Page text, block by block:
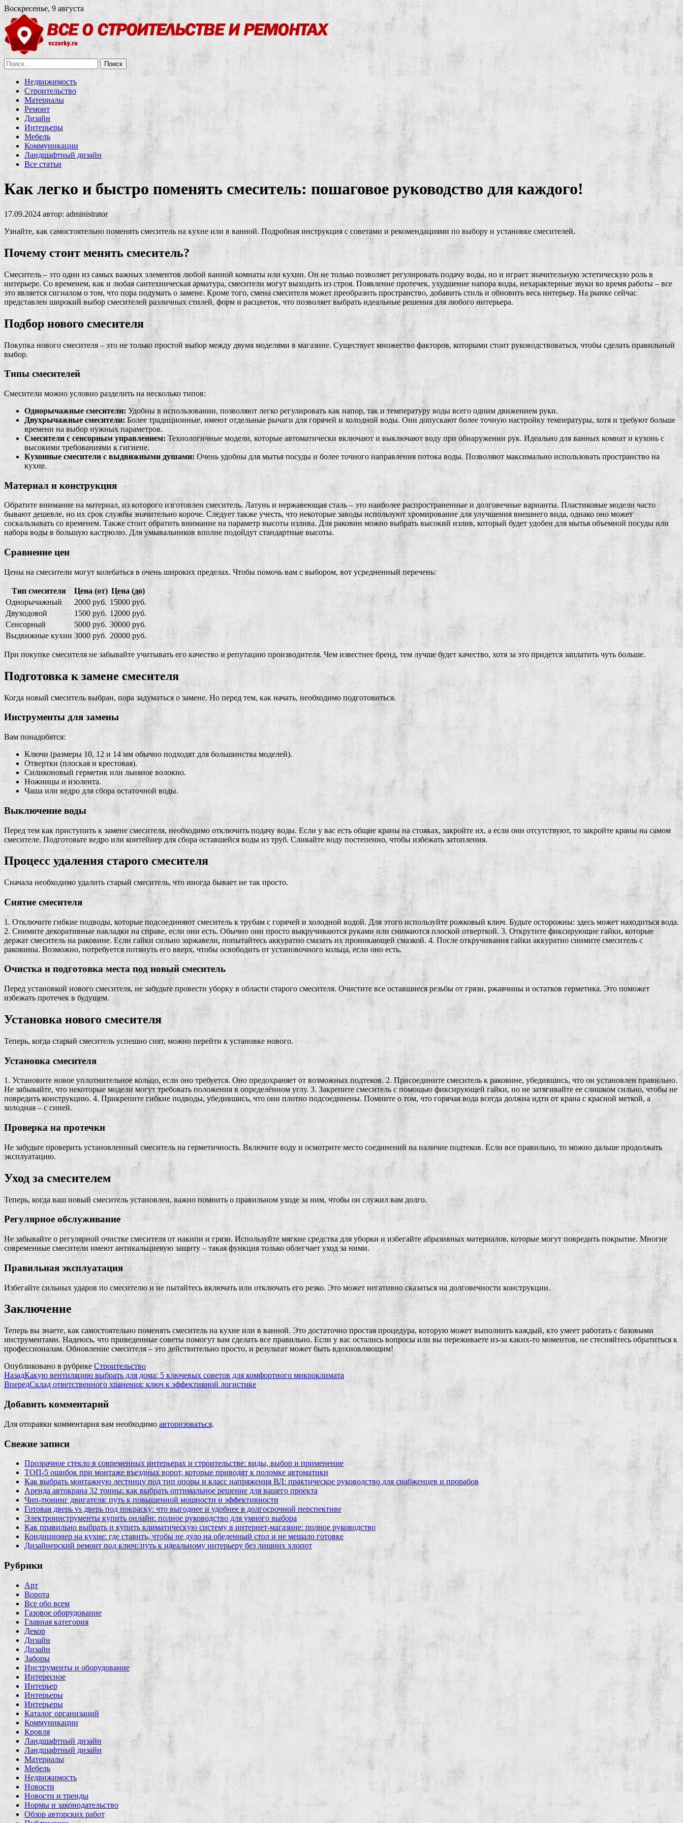
Воскресенье, 9 августа
Найти:
Недвижимость
Строительство
Материалы
Ремонт
Дизайн
Интерьеры
Мебель
Коммуникации
Ландшафтный дизайн
Все статьи
Как легко и быстро поменять смеситель: пошаговое руководство для каждого!
17.09.2024 автор:administrator
Узнайте, как самостоятельно поменять смеситель на кухне или в ванной. Подробная инструкция с советами и рекомендациями по выбору и установке смесителей.
Почему стоит менять смеситель?
Смеситель – это один из самых важных элементов любой ванной комнаты или кухни. Он не только позволяет регулировать подачу воды, но и играет значительную эстетическую роль в
интерьере. Со временем, как и любая сантехническая арматура, смесители могут выходить из строя. Появление протечек, ухудшение напора воды, нехарактерные звуки во время работы – все
это является сигналом о том, что пора подумать о замене. Кроме того, смена смесителя может преобразить пространство, добавить стиль и обновить весь интерьер. На рынке сейчас
представлен широкий выбор смесителей различных стилей, форм и расцветок, что позволяет выбрать идеальные решения для любого интерьера.
Подбор нового смесителя
Покупка нового смесителя – это не только простой выбор между двумя моделями в магазине. Существует множество факторов, которыми стоит руководствоваться, чтобы сделать правильный
выбор.
Типы смесителей
Смесители можно условно разделить на несколько типов:
Однорычажные смесители: Удобны в использовании, позволяют легко регулировать как напор, так и температуру воды всего одним движением руки.
Двухрычажные смесители: Более традиционные, имеют отдельные рычаги для горячей и холодной воды. Они допускают более точную настройку температуры, хотя и требуют больше
времени на выбор нужных параметров.
Смесители с сенсорным управлением: Технологичные модели, которые автоматически включают и выключают воду при обнаружении рук. Идеально для ванных комнат и кухонь с
высокими требованиями к гигиене.
Кухонные смесители с выдвижными душами: Очень удобны для мытья посуды и более точного направления потока воды. Позволяют максимально использовать пространство на
кухне.
Материал и конструкция
Обратите внимание на материал, из которого изготовлен смеситель. Латунь и нержавеющая сталь – это наиболее распространенные и долговечные варианты. Пластиковые модели часто
бывают дешевле, но их срок службы значительно короче. Следует также учесть, что некоторые заводы используют хромирование для улучшения внешнего вида, однако оно может
соскальзывать со временем. Также стоит обратить внимание на параметр высоты излива. Для раковин можно выбрать высокий излив, который будет удобен для мытья объемной посуды или
набора воды в большую кастрюлю. Для умывальников вполне подойдут стандартные высоты.
Сравнение цен
Цены на смесители могут колебаться в очень широких пределах. Чтобы помочь вам с выбором, вот усредненный перечень:
Тип смесителя Цена (от) Цена (до)
Однорычажный
2000 руб. 15000 руб.
Двуходовой
1500 руб. 12000 руб.
Сенсорный
5000 руб. 30000 руб.
Выдвижные кухни 3000 руб. 20000 руб.
При покупке смесителя не забывайте учитывать его качество и репутацию производителя. Чем известнее бренд, тем лучше будет качество, хотя за это придется заплатить чуть больше.
Подготовка к замене смесителя
Когда новый смеситель выбран, пора задуматься о замене. Но перед тем, как начать, необходимо подготовиться.
Инструменты для замены
Вам понадобятся:
Ключи (размеры 10, 12 и 14 мм обычно подходят для большинства моделей).
Отвертки (плоская и крестовая).
Силиконовый герметик или льняное волокно.
Ножницы и изолента.
Чаша или ведро для сбора остаточной воды.
Выключение воды
Перед тем как приступить к замене смесителя, необходимо отключить подачу воды. Если у вас есть общие краны на стояках, закройте их, а если они отсутствуют, то закройте краны на самом
смесителе. Подготовьте ведро или контейнер для сбора оставшейся воды из труб. Сливайте воду постепенно, чтобы избежать затопления.
Процесс удаления старого смесителя
Сначала необходимо удалить старый смеситель, что иногда бывает не так просто.
Снятие смесителя
1. Отключите гибкие подводы, которые подсоединяют смеситель к трубам с горячей и холодной водой. Для этого используйте рожковый ключ. Будьте осторожны: здесь может находиться вода.
2. Снимите декоративные накладки на справе, если они есть. Обычно они просто выкручиваются руками или снимаются плоской отверткой. 3. Открутите фиксирующие гайки, которые
держат смеситель на раковине. Если гайки сильно заржавели, попытайтесь аккуратно смазать их проникающей смазкой. 4. После откручивания гайки аккуратно снимите смеситель с
раковины. Возможно, потребуется потянуть его вверх, чтобы освободить от установочного кольца, если оно есть.
Очистка и подготовка места под новый смеситель
Перед установкой нового смесителя, не забудьте провести уборку в области старого смесителя. Очистите все оставшиеся резьбы от грязи, ржавчины и остатков герметика. Это поможет
избежать протечек в будущем.
Установка нового смесителя
Теперь, когда старый смеситель успешно снят, можно перейти к установке нового.
Установка смесителя
1. Установите новое уплотнительное кольцо, если оно требуется. Оно предохраняет от возможных подтеков. 2. Присоедините смеситель к раковине, убедившись, что он установлен правильно.
Не забывайте, что некоторые модели могут требовать положения в определённом углу. 3. Закрепите смеситель с помощью фиксирующей гайки, но не затягивайте ее слишком сильно, чтобы не
повредить конструкцию. 4. Прикрепите гибкие подводы, убедившись, что они плотно подсоединены. Помните о том, что горячая вода всегда должна идти от крана с красной меткой, а
холодная – с синей.
Проверка на протечки
Не забудьте проверить установленный смеситель на герметичность. Включите воду и осмотрите место соединений на наличие подтеков. Если все правильно, то можно дальше продолжать
эксплуатацию.
Уход за смесителем
Теперь, когда ваш новый смеситель установлен, важно помнить о правильном уходе за ним, чтобы он служил вам долго.
Регулярное обслуживание
Не забывайте о регулярной очистке смесителя от накипи и грязи. Используйте мягкие средства для уборки и избегайте абразивных материалов, которые могут повредить покрытие. Многие
современные смесители имеют антикальциевую защиту – такая функция только облегчает уход за ними.
Правильная эксплуатация
Избегайте сильных ударов по смесителю и не пытайтесь включать или отключать его резко. Это может негативно сказаться на долговечности конструкции.
Заключение
Теперь вы знаете, как самостоятельно поменять смеситель на кухне или в ванной. Это достаточно простая процедура, которую может выполнить каждый, кто умеет работать с базовыми
инструментами. Надеюсь, что приведенные советы помогут вам сделать все правильно. Если у вас остались вопросы или вы переживаете из-за каких-то моментов, не стесняйтесь обратиться к
профессионалам. Обновление смесителя – это действительно просто, и результат может быть вдохновляющим!
Опубликовано в рубрике Строительство
НазадКакую вентиляцию выбрать для дома: 5 ключевых советов для комфортного микроклимата
ВпередСклад ответственного хранения: ключ к эффективной логистике
Добавить комментарий
Для отправки комментария вам необходимо авторизоваться.
Свежие записи
Прозрачное стекло в современных интерьерах и строительстве: виды, выбор и применение
ТОП-5 ошибок при монтаже въездных ворот, которые приводят к поломке автоматики
Как выбрать монтажную лестницу под тип опоры и класс напряжения ВЛ: практическое руководство для снабженцев и прорабов
Аренда автокрана 32 тонны: как выбрать оптимальное решение для вашего проекта
Чип‑тюнинг двигателя: путь к повышенной мощности и эффективности
Готовая дверь vs дверь под покраску: что выгоднее и удобнее в долгосрочной перспективе
Электроинструменты купить онлайн: полное руководство для умного выбора
Как правильно выбрать и купить климатическую систему в интернет‑магазине: полное руководство
Кондиционер на кухне: где ставить, чтобы не дуло на обеденный стол и не мешало готовке
Дизайнерский ремонт под ключ: путь к идеальному интерьеру без лишних хлопот
Рубрики
Арт
Ворота
Все обо всем
Газовое оборудование
Главная категория
Декор
Дизайн
Дизайн
Заборы
Инструменты и оборудование
Интересное
Интерьер
Интерьеры
Интерьеры
Каталог организаций
Коммуникации
Кровля
Ландшафтный дизайн
Ландшафтный дизайн
Материалы
Мебель
Недвижимость
Новости
Новости и тренды
Нормы и законодательство
Обзор авторских работ